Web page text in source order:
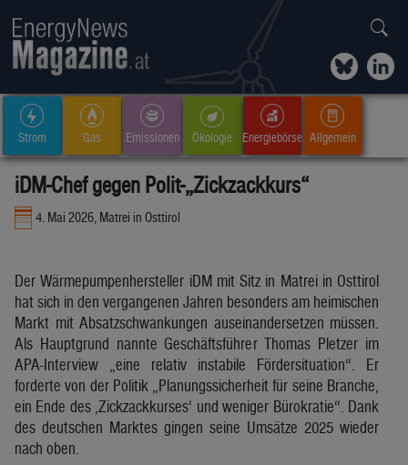
Strom Gas Emissionen Ökologie Energiebörse Allgemein
iDM-Chef gegen Polit-„Zickzackkurs“
4. Mai 2026, Matrei in Osttirol
Der Wärmepumpenhersteller iDM mit Sitz in Matrei in Osttirol
hat sich in den vergangenen Jahren besonders am heimischen
Markt mit Absatzschwankungen auseinandersetzen müssen.
Als Hauptgrund nannte Geschäftsführer Thomas Pletzer im
APA-Interview „eine relativ instabile Fördersituation“. Er
forderte von der Politik „Planungssicherheit für seine Branche,
ein Ende des ‚Zickzackkurses‘ und weniger Bürokratie“. Dank
des deutschen Marktes gingen seine Umsätze 2025 wieder
nach oben.